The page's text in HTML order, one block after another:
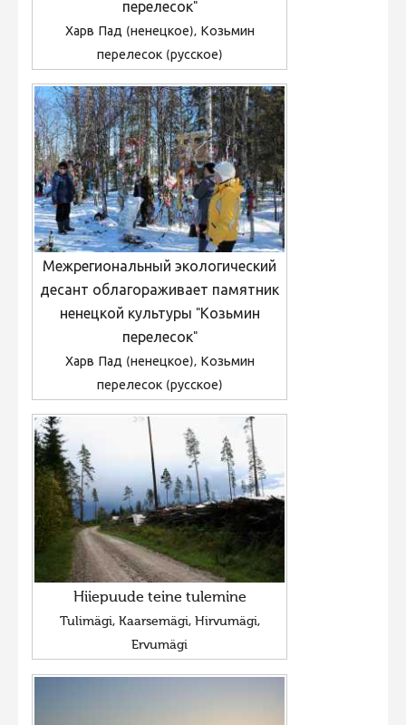
перелесок"
Харв Пад (ненецкое), Козьмин
перелесок (русское)
Межрегиональный экологический
десант облагораживает памятник
ненецкой культуры "Козьмин
перелесок"
Харв Пад (ненецкое), Козьмин
перелесок (русское)
Hiiepuude teine tulemine
Tulimägi, Kaarsemägi, Hirvumägi,
Ervumägi